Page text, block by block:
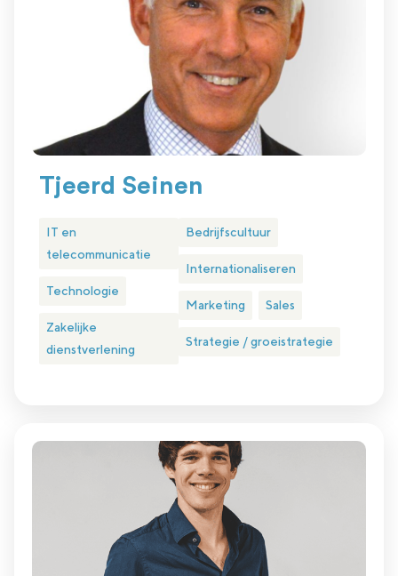
Tjeerd Seinen
IT en
telecommunicatie
Technologie
Zakelijke
dienstverlening
Bedrijfscultuur
Internationaliseren
Marketing Sales
Strategie / groeistrategie